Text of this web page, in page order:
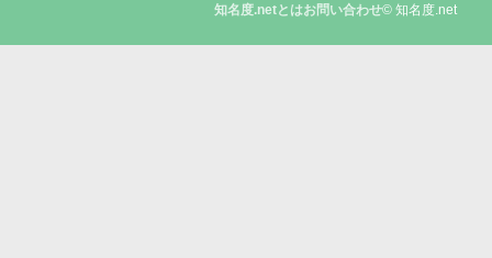
知名度.netとはお問い合わせ© 知名度.net